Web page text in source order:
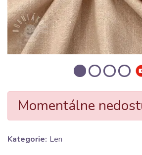
Momentálne
Kategorie: Len